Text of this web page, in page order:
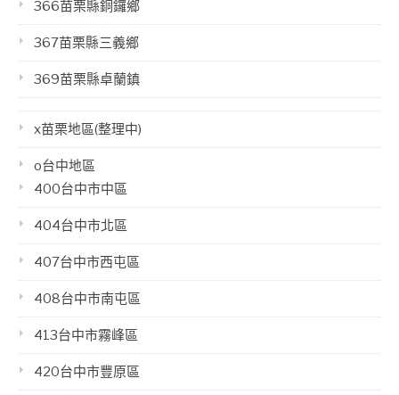
366苗栗縣銅鑼鄉
367苗栗縣三義鄉
369苗栗縣卓蘭鎮
x苗栗地區(整理中)
o台中地區
400台中市中區
404台中市北區
407台中市西屯區
408台中市南屯區
413台中市霧峰區
420台中市豐原區